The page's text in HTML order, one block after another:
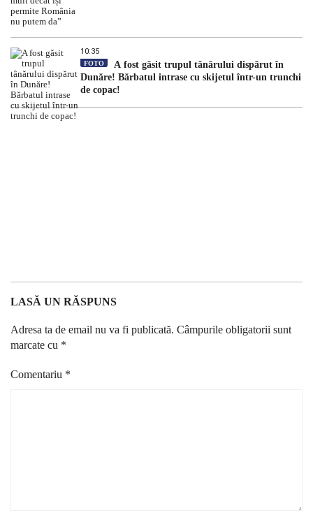
10:35
FOTO
A fost găsit trupul tânărului dispărut în
Dunăre! Bărbatul intrase cu skijetul într-un trunchi
de copac!
LASĂ UN RĂSPUNS
Adresa ta de email nu va fi publicată. Câmpurile obligatorii sunt
marcate cu *
Comentariu *